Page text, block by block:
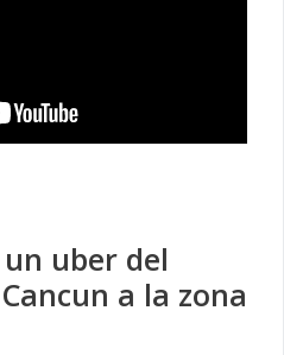
uber del
a la zona